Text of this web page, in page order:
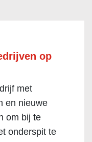
op
met
en nieuwe
om bij te
onderspit te